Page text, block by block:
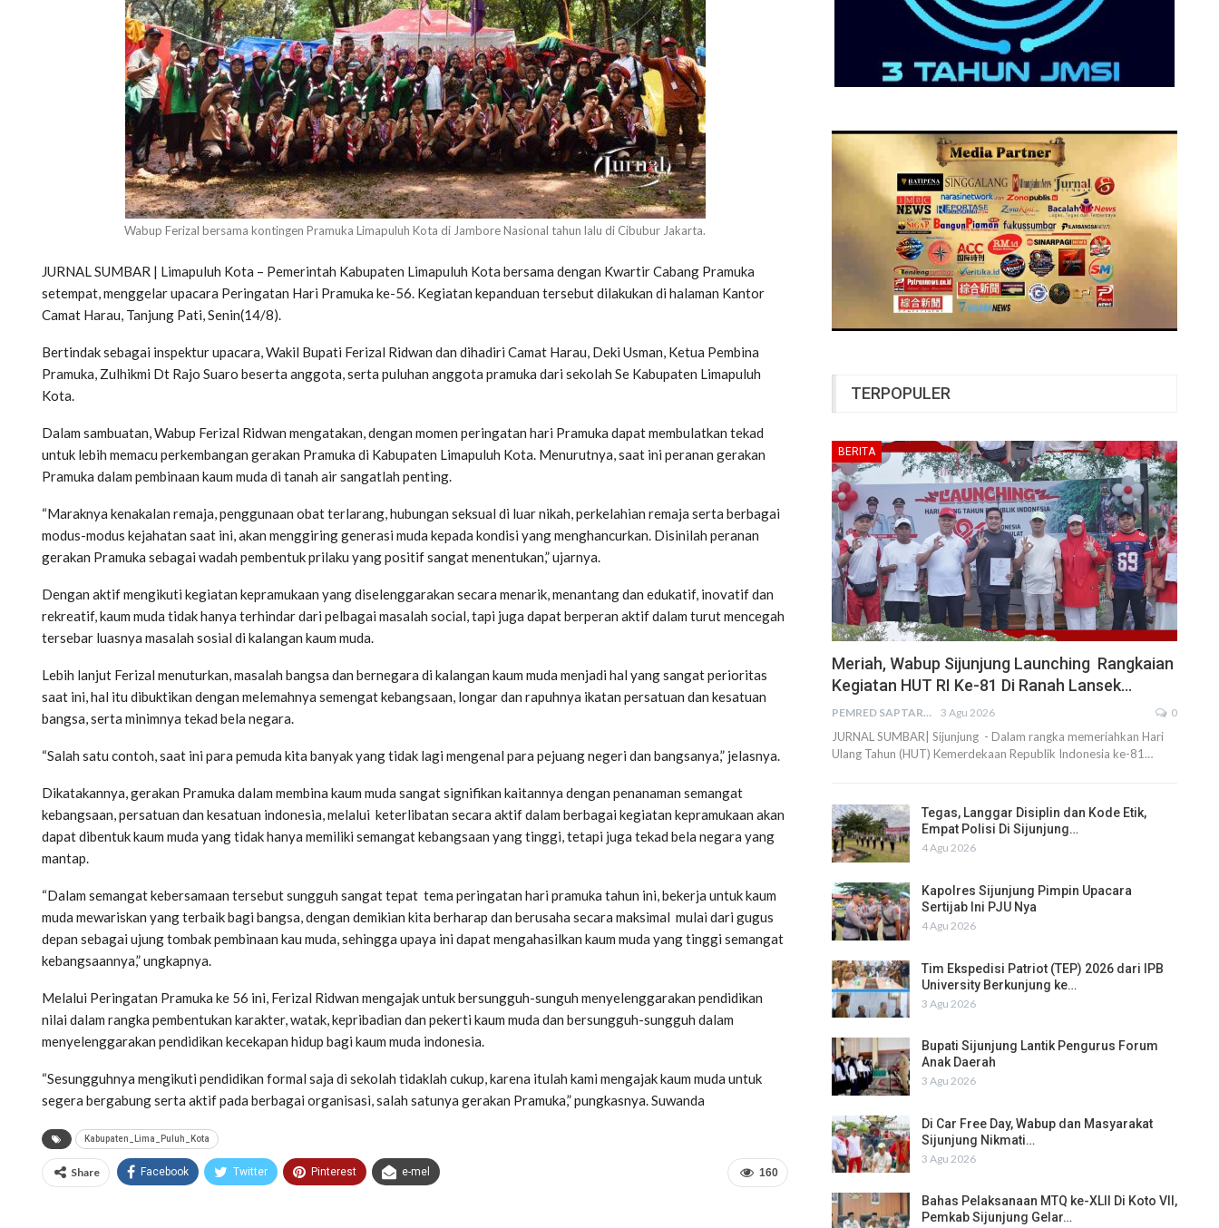
Wabup Ferizal bersama kontingen Pramuka Limapuluh Kota di Jambore Nasional tahun lalu di Cibubur Jakarta.
JURNAL SUMBAR | Limapuluh Kota – Pemerintah Kabupaten Limapuluh Kota bersama dengan Kwartir Cabang Pramuka
setempat, menggelar upacara Peringatan Hari Pramuka ke-56. Kegiatan kepanduan tersebut dilakukan di halaman Kantor
Camat Harau, Tanjung Pati, Senin(14/8).
Bertindak sebagai inspektur upacara, Wakil Bupati Ferizal Ridwan dan dihadiri Camat Harau, Deki Usman, Ketua Pembina
Pramuka, Zulhikmi Dt Rajo Suaro beserta anggota, serta puluhan anggota pramuka dari sekolah Se Kabupaten Limapuluh
Kota.
Dalam sambuatan, Wabup Ferizal Ridwan mengatakan, dengan momen peringatan hari Pramuka dapat membulatkan tekad
untuk lebih memacu perkembangan gerakan Pramuka di Kabupaten Limapuluh Kota. Menurutnya, saat ini peranan gerakan
Pramuka dalam pembinaan kaum muda di tanah air sangatlah penting.
“Maraknya kenakalan remaja, penggunaan obat terlarang, hubungan seksual di luar nikah, perkelahian remaja serta berbagai
modus-modus kejahatan saat ini, akan menggiring generasi muda kepada kondisi yang menghancurkan. Disinilah peranan
gerakan Pramuka sebagai wadah pembentuk prilaku yang positif sangat menentukan,” ujarnya.
Dengan aktif mengikuti kegiatan kepramukaan yang diselenggarakan secara menarik, menantang dan edukatif, inovatif dan
rekreatif, kaum muda tidak hanya terhindar dari pelbagai masalah social, tapi juga dapat berperan aktif dalam turut mencegah
tersebar luasnya masalah sosial di kalangan kaum muda.
Lebih lanjut Ferizal menuturkan, masalah bangsa dan bernegara di kalangan kaum muda menjadi hal yang sangat perioritas
saat ini, hal itu dibuktikan dengan melemahnya semengat kebangsaan, longar dan rapuhnya ikatan persatuan dan kesatuan
bangsa, serta minimnya tekad bela negara.
“Salah satu contoh, saat ini para pemuda kita banyak yang tidak lagi mengenal para pejuang negeri dan bangsanya,” jelasnya.
Dikatakannya, gerakan Pramuka dalam membina kaum muda sangat signifikan kaitannya dengan penanaman semangat
kebangsaan, persatuan dan kesatuan indonesia, melalui keterlibatan secara aktif dalam berbagai kegiatan kepramukaan akan
dapat dibentuk kaum muda yang tidak hanya memiliki semangat kebangsaan yang tinggi, tetapi juga tekad bela negara yang
mantap.
“Dalam semangat kebersamaan tersebut sungguh sangat tepat tema peringatan hari pramuka tahun ini, bekerja untuk kaum
muda mewariskan yang terbaik bagi bangsa, dengan demikian kita berharap dan berusaha secara maksimal mulai dari gugus
depan sebagai ujung tombak pembinaan kau muda, sehingga upaya ini dapat mengahasilkan kaum muda yang tinggi semangat
kebangsaannya,” ungkapnya.
Melalui Peringatan Pramuka ke 56 ini, Ferizal Ridwan mengajak untuk bersungguh-sunguh menyelenggarakan pendidikan
nilai dalam rangka pembentukan karakter, watak, kepribadian dan pekerti kaum muda dan bersungguh-sungguh dalam
menyelenggarakan pendidikan kecekapan hidup bagi kaum muda indonesia.
“Sesungguhnya mengikuti pendidikan formal saja di sekolah tidaklah cukup, karena itulah kami mengajak kaum muda untuk
segera bergabung serta aktif pada berbagai organisasi, salah satunya gerakan Pramuka,” pungkasnya. Suwanda
Kabupaten_Lima_Puluh_Kota
160
Share Facebook Twitter Pinterest e-mel
TERPOPULER
BERITA
Meriah, Wabup Sijunjung Launching Rangkaian
Kegiatan HUT RI Ke-81 Di Ranah Lansek…
PEMRED SAPTARIUS 3 Agu 2026 0
JURNAL SUMBAR| Sijunjung - Dalam rangka memeriahkan Hari
Ulang Tahun (HUT) Kemerdekaan Republik Indonesia ke-81…
Tegas, Langgar Disiplin dan Kode Etik,
Empat Polisi Di Sijunjung…
4 Agu 2026
Kapolres Sijunjung Pimpin Upacara
Sertijab Ini PJU Nya
4 Agu 2026
Tim Ekspedisi Patriot (TEP) 2026 dari IPB
University Berkunjung ke…
3 Agu 2026
Bupati Sijunjung Lantik Pengurus Forum
Anak Daerah
3 Agu 2026
Di Car Free Day, Wabup dan Masyarakat
Sijunjung Nikmati…
3 Agu 2026
Bahas Pelaksanaan MTQ ke-XLII Di Koto VII,
Pemkab Sijunjung Gelar…